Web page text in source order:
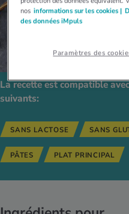
La recette est compatible
suivants:
SANS LACTOSE SANS
PÂTES PLAT PRINCIPAL
nos informations sur les cookies |
des données iMpuls
Paramètres des